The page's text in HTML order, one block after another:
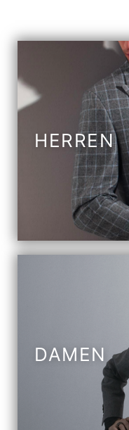
HERREN
DAMEN